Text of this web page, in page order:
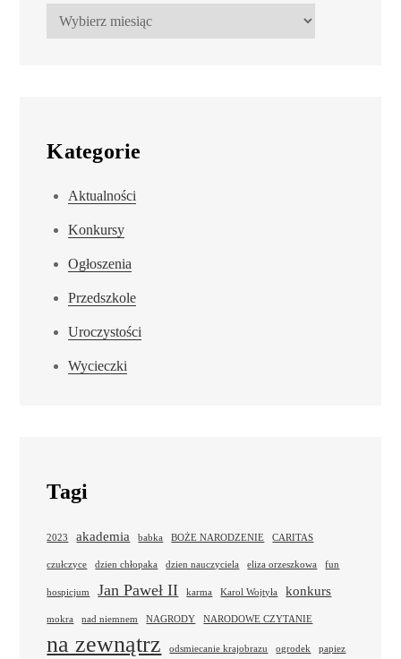
Kategorie
Aktualności
Konkursy
Ogłoszenia
Przedszkole
Uroczystości
Wycieczki
Tagi
2023 akademia babka BOŻE NARODZENIE CARITAS
czułczyce dzien chłopaka dzien nauczyciela eliza orzeszkowa fun
hospicjum Jan Paweł II karma Karol Wojtyła konkurs
mokra nad niemnem NAGRODY NARODOWE CZYTANIE
na zewnątrz odsmiecanie krajobrazu ogrodek papiez